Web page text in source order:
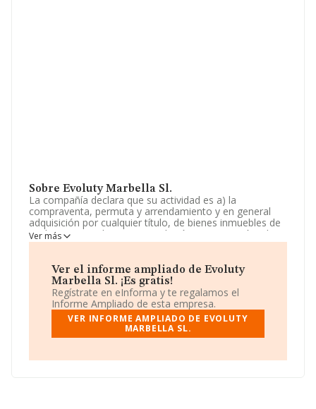
Sobre Evoluty Marbella Sl.
La compañía declara que su actividad es a) la
compraventa, permuta y arrendamiento y en general
adquisición por cualquier título, de bienes inmuebles de
cualquier naturaleza, su parcelación, construcción y la
realización de edificaciones de cualquier tipo con
protectora incluida la. La empresa aparece inscrita en el
Registro Mercantil como Sociedad Limitada. Su CNAE
corresponde a 6812 con código '%cnae%'. No realiza
actividad de importación y/o exportación.
La sociedad españolaEvoluty Marbella S.L,
B93189413, está situada en Calle Plata Pol Industrial La
Andalucía.
Ver más
Ver el informe ampliado de Evoluty
Marbella Sl. ¡Es gratis!
Regístrate en eInforma y te regalamos el
Informe Ampliado de esta empresa.
VER INFORME AMPLIADO DE EVOLUTY
MARBELLA SL.